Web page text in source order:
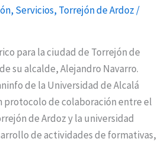
, Servicios, Torrejón de Ardoz /
para la ciudad de Torrejón de
su alcalde, Alejandro Navarro.
de la Universidad de Alcalá
protocolo de colaboración entre el
de Ardoz y la universidad
de actividades de formativas,